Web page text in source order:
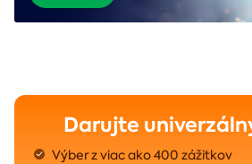
Darujte
Výber z viac ako 400 zážitkov